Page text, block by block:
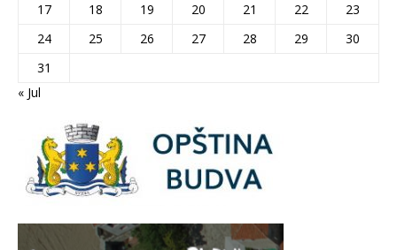
17
18 19 20 21 22
23
24
25 26 27 28 29
30
31
« Jul